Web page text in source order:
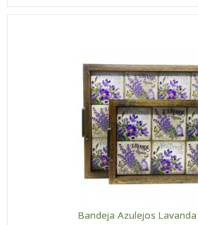
Bandeja Azulejos